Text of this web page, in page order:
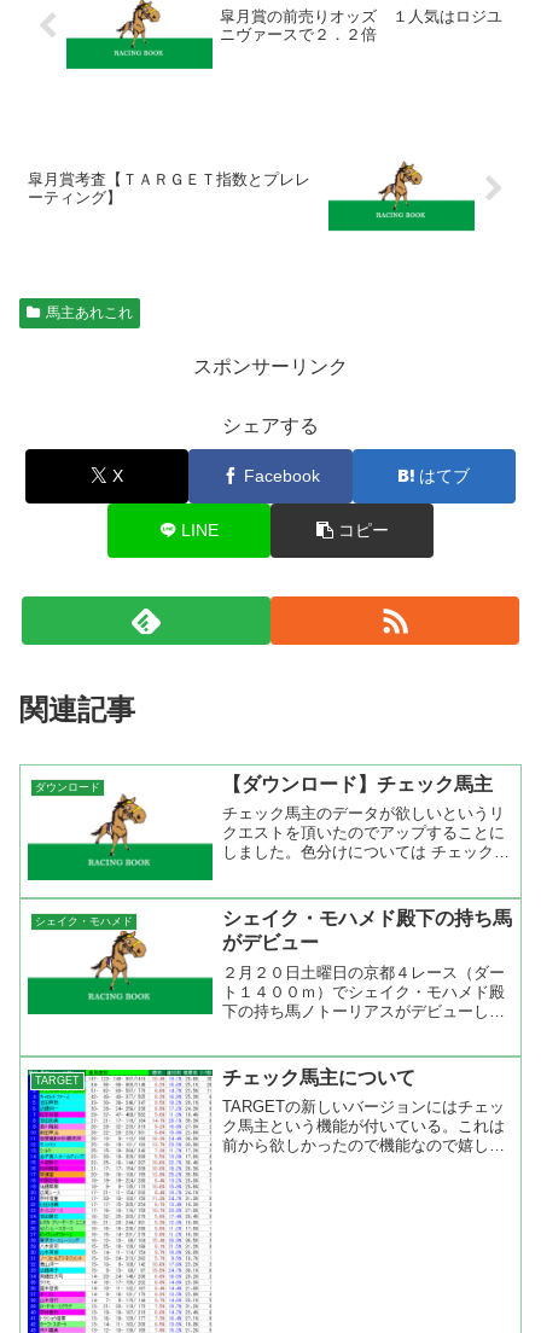
皐月賞の前売りオッズ １人気はロジユ
ニヴァースで２．２倍
皐月賞考査【ＴＡＲＧＥＴ指数とプレレ
ーティング】
馬主あれこれ
スポンサーリンク
シェアする
X Facebook はてブ
LINE コピー
関連記事
ダウンロード 【ダウンロード】チェック馬主
チェック馬主のデータが欲しいというリ
クエストを頂いたのでアップすることに
しました。色分けについては チェック馬
ＶファイルCheckOwner_A.csv ...
シェイク・モハメド
シェイク・モハメド殿下の持ち馬
がデビュー
２月２０日土曜日の京都４レース（ダー
ト１４００ｍ）でシェイク・モハメド殿
下の持ち馬ノトーリアスがデビューしま
ートを切り、持ったままでハナに行った
が内からテーブルスピーチ...
TARGET チェック馬主について
TARGETの新しいバージョンにはチェッ
ク馬主という機能が付いている。これは
前から欲しかったので機能なので嬉しか